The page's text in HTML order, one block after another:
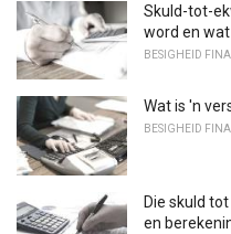
Skuld-tot-
word en
BESIGHEID
Wat is 'n
BESIGHEID
Die skuld
en